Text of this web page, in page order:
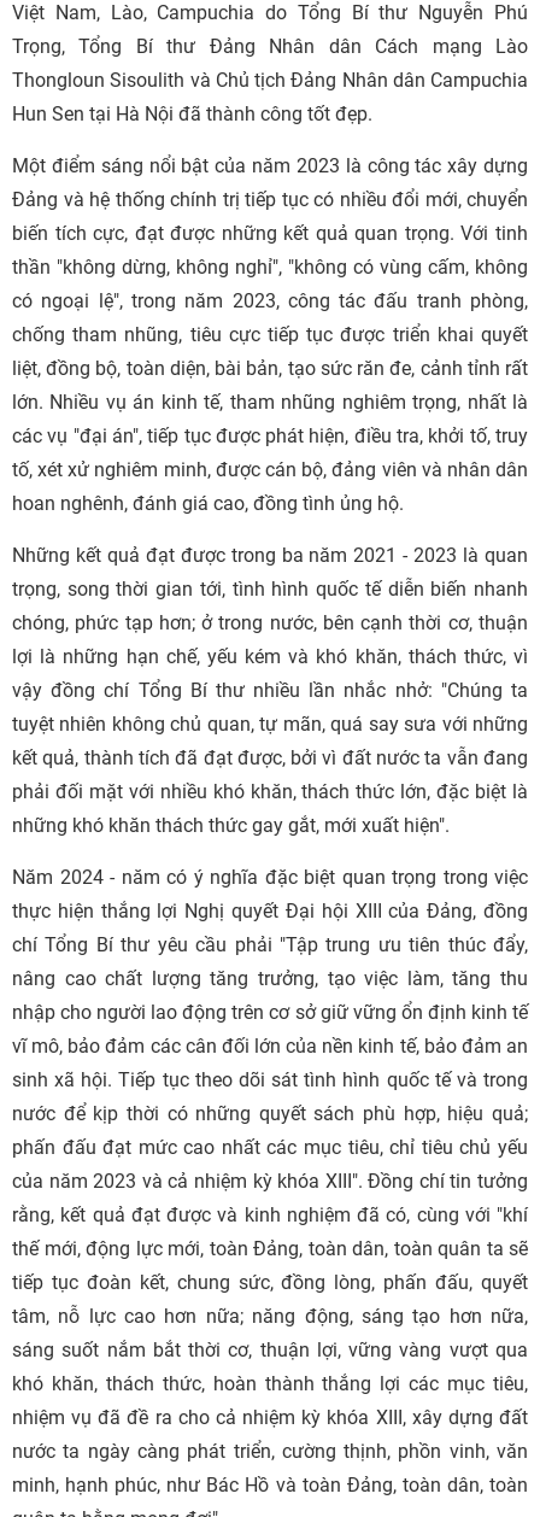
Việt Nam, Lào, Campuchia do Tổng Bí thư Nguyễn Phú
Trọng, Tổng Bí thư Đảng Nhân dân Cách mạng Lào
Thongloun Sisoulith và Chủ tịch Đảng Nhân dân Campuchia
Hun Sen tại Hà Nội đã thành công tốt đẹp.
Một điểm sáng nổi bật của năm 2023 là công tác xây dựng
Đảng và hệ thống chính trị tiếp tục có nhiều đổi mới, chuyển
biến tích cực, đạt được những kết quả quan trọng. Với tinh
thần "không dừng, không nghỉ", "không có vùng cấm, không
có ngoại lệ", trong năm 2023, công tác đấu tranh phòng,
chống tham nhũng, tiêu cực tiếp tục được triển khai quyết
liệt, đồng bộ, toàn diện, bài bản, tạo sức răn đe, cảnh tỉnh rất
lớn. Nhiều vụ án kinh tế, tham nhũng nghiêm trọng, nhất là
các vụ "đại án", tiếp tục được phát hiện, điều tra, khởi tố, truy
tố, xét xử nghiêm minh, được cán bộ, đảng viên và nhân dân
hoan nghênh, đánh giá cao, đồng tình ủng hộ.
Những kết quả đạt được trong ba năm 2021 - 2023 là quan
trọng, song thời gian tới, tình hình quốc tế diễn biến nhanh
chóng, phức tạp hơn; ở trong nước, bên cạnh thời cơ, thuận
lợi là những hạn chế, yếu kém và khó khăn, thách thức, vì
vậy đồng chí Tổng Bí thư nhiều lần nhắc nhở: "Chúng ta
tuyệt nhiên không chủ quan, tự mãn, quá say sưa với những
kết quả, thành tích đã đạt được, bởi vì đất nước ta vẫn đang
phải đối mặt với nhiều khó khăn, thách thức lớn, đặc biệt là
những khó khăn thách thức gay gắt, mới xuất hiện".
Năm 2024 - năm có ý nghĩa đặc biệt quan trọng trong việc
thực hiện thắng lợi Nghị quyết Đại hội XIII của Đảng, đồng
chí Tổng Bí thư yêu cầu phải "Tập trung ưu tiên thúc đẩy,
nâng cao chất lượng tăng trưởng, tạo việc làm, tăng thu
nhập cho người lao động trên cơ sở giữ vững ổn định kinh tế
vĩ mô, bảo đảm các cân đối lớn của nền kinh tế, bảo đảm an
sinh xã hội. Tiếp tục theo dõi sát tình hình quốc tế và trong
nước để kịp thời có những quyết sách phù hợp, hiệu quả;
phấn đấu đạt mức cao nhất các mục tiêu, chỉ tiêu chủ yếu
của năm 2023 và cả nhiệm kỳ khóa XIII". Đồng chí tin tưởng
rằng, kết quả đạt được và kinh nghiệm đã có, cùng với "khí
thế mới, động lực mới, toàn Đảng, toàn dân, toàn quân ta sẽ
tiếp tục đoàn kết, chung sức, đồng lòng, phấn đấu, quyết
tâm, nỗ lực cao hơn nữa; năng động, sáng tạo hơn nữa,
sáng suốt nắm bắt thời cơ, thuận lợi, vững vàng vượt qua
khó khăn, thách thức, hoàn thành thắng lợi các mục tiêu,
nhiệm vụ đã đề ra cho cả nhiệm kỳ khóa XIII, xây dựng đất
nước ta ngày càng phát triển, cường thịnh, phồn vinh, văn
minh, hạnh phúc, như Bác Hồ và toàn Đảng, toàn dân, toàn